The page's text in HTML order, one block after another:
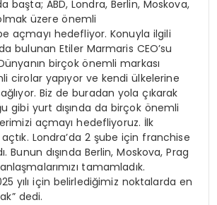
başta; ABD, Londra, Berlin, Moskova,
üzere önemli
açmayı hedefliyor. Konuyla ilgili
bulunan Etiler Marmaris CEO’su
birçok önemli markası
cirolar yapıyor ve kendi ülkelerine
Biz de buradan yola çıkarak
gibi yurt dışında da birçok önemli
açmayı hedefliyoruz. İlk
Londra’da 2 şube için franchise
Bunun dışında Berlin, Moskova, Prag
tamamladık.
yılı için belirlediğimiz noktalarda en
dedi.